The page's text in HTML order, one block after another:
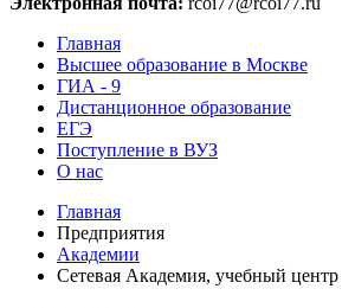
Главная
Высшее образование в Москве
ГИА - 9
Дистанционное образование
ЕГЭ
Поступление в ВУЗ
О нас
Главная
Предприятия
Академии
Сетевая Академия, учебный центр